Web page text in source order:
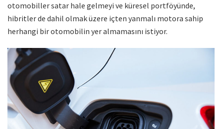
otomobiller satar hale gelmeyi ve küresel portföyünde,
hibritler de dahil olmak üzere içten yanmalı motora sahip
herhangi bir otomobilin yer almamasını istiyor.